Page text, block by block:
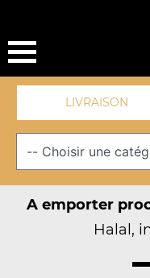
LIVRAISON
A emporter
Halal,